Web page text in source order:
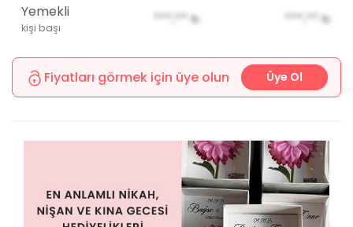
Yemekli
kişi başı
***,** ₺ ***,** ₺
Fiyatları görmek için üye olun Üye Ol